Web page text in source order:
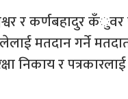
र कर्णबहादुर कँुवर
मतदान गर्ने
निकाय र